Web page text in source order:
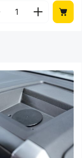
Wert ein
Anzahl: Gib